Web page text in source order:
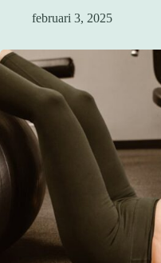
februari 3, 2025